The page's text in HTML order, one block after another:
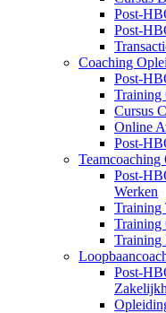
Post-
Post-
Coaching
Post-
Training
Cursus
Online
Post-
Teamcoaching
Post-
Werken
Training
Training
Training
Post-